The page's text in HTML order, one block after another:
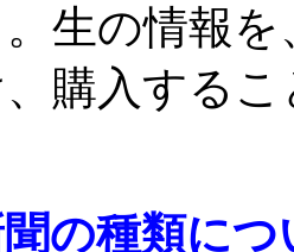
。生の情報
購入する
聞の種類に